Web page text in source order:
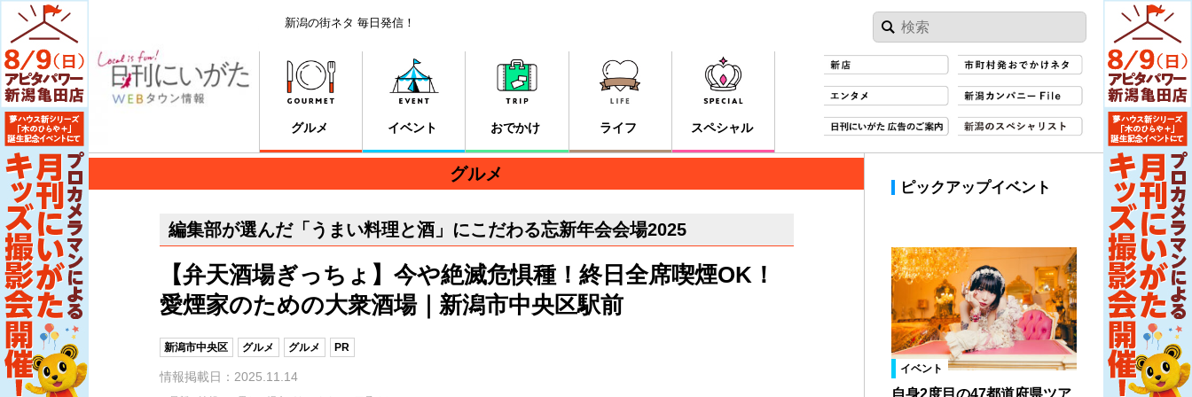
新潟の街ネタ 毎日発信！
グルメ イベント おでかけ ライフ スペシャル
グルメ
編集部が選んだ「うまい料理と酒」にこだわる忘新年会会場2025
【弁天酒場ぎっちょ】今や絶滅危惧種！終日全席喫煙OK！
愛煙家のための大衆酒場｜新潟市中央区駅前
新潟市中央区 グルメ グルメ PR
情報掲載日：2025.11.14
ピックアップイベント
イベント